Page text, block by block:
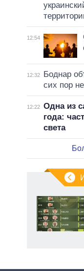
12:54
12:32
Боднар
сих пор
12:22 Одна из
года:
света